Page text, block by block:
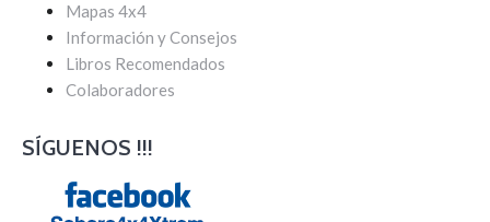
Mapas 4x4
Información y Consejos
Libros Recomendados
Colaboradores
SÍGUENOS !!!